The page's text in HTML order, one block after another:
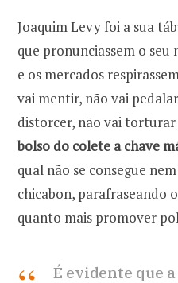
Joaquim Levy foi a sua
que pronunciassem o seu
e os mercados
vai mentir, não vai
distorcer, não vai torturar
bolso do colete a chave
qual não se consegue
chicabon, parafraseando
quanto mais promover
É evidente que